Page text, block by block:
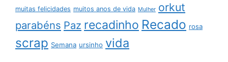
muitas felicidades muitos anos de vida Mulher orkut
parabéns Paz recadinho Recado rosa
scrap Semana ursinho vida